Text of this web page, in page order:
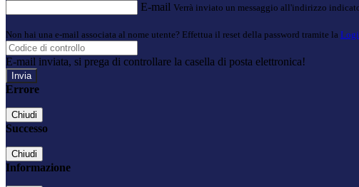
E-mail Verrà inviato un messaggio all'indirizzo
Non hai una e-mail associata al nome utente? Effettua il reset della password tramite la
E-mail inviata, si prega di controllare la casella di posta elettronica!
Errore
Chiudi
Successo
Chiudi
Informazione